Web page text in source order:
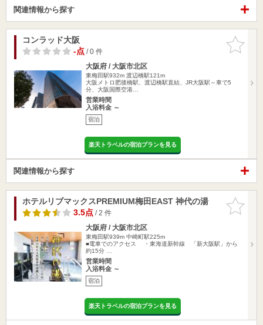
関連情報から探す
お気に入
りに追加
コンラッド大阪
-点/ 0 件
大阪府 / 大阪市北区
東梅田駅932m 渡辺橋駅121m
大阪メトロ肥後橋駅、渡辺橋駅直結、JR大阪駅～車で5
分、大阪国際空港…
営業時間
入浴料金 ～
宿泊
楽天トラベルの宿泊プランを見る
関連情報から探す
お気に入
りに追加
ホテルリブマックスPREMIUM梅田EAST 神代の湯
3.5点/ 2 件
大阪府 / 大阪市北区
東梅田駅939m 中崎町駅225m
■電車でのアクセス ・東海道新幹線 「新大阪駅」から
約15分 …
営業時間
入浴料金 ～
宿泊
楽天トラベルの宿泊プランを見る